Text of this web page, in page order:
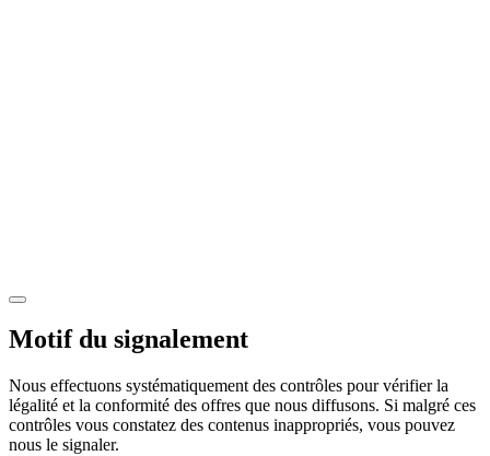
Motif du signalement
Nous effectuons systématiquement des contrôles pour vérifier la
légalité et la conformité des offres que nous diffusons. Si malgré ces
contrôles vous constatez des contenus inappropriés, vous pouvez
nous le signaler.